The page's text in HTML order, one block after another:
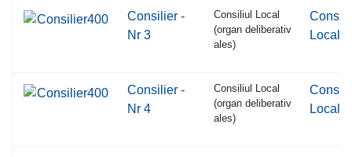
Consilier -
Nr 3
Consiliul Local
(organ deliberativ
ales)
Local
Consilier -
Nr 4
Consiliul Local
(organ deliberativ
ales)
Local